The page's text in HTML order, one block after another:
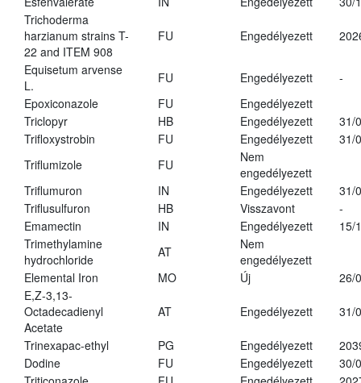
Trichoderma
harzianum strains T-
22 and ITEM 908
FU Engedélyezett
Equisetum arvense
L.
FU Engedélyezett
-
Epoxiconazole
FU
Engedélyezett
Triclopyr
HB Engedélyezett
31/
Trifloxystrobin
FU Engedélyezett
31/
Triflumizole
FU
Nem
engedélyezett
Triflumuron
IN Engedélyezett
31/
Triflusulfuron
HB Visszavont
-
Emamectin
IN Engedélyezett
15/
Trimethylamine
hydrochloride
AT
Nem
engedélyezett
Elemental Iron
MO Új
26/
E,Z-3,13-
Octadecadienyl
Acetate
AT Engedélyezett 31/
Trinexapac-ethyl PG Engedélyezett
Dodine
FU Engedélyezett
30/